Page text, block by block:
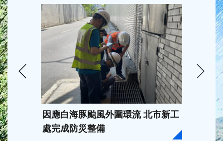
因應白海豚颱風外圍環流 北市新工
處完成防災整備
臺北
2026